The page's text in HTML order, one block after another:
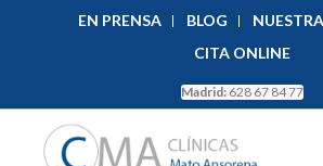
EN PRENSA BLOG
CITA ONLINE
Madrid: 628 67 84 77